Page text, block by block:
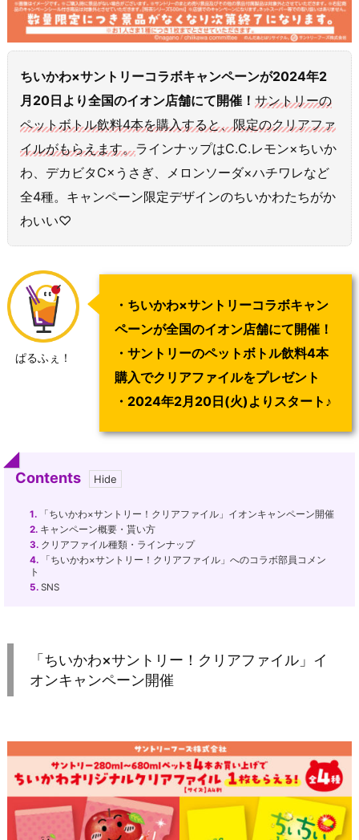
ちいかわ×サントリーコラボキャンペーンが2024年2
月20日より全国のイオン店舗にて開催！ サントリーの
ペットボトル飲料4本を購入すると、限定のクリアファ
イルがもらえます。ラインナップはC.C.レモン×ちいか
わ、デカビタC×うさぎ、メロンソーダ×ハチワレなど
全4種。キャンペーン限定デザインのちいかわたちがか
わいい♡
ぱるふぇ！
・ちいかわ×サントリーコラボキャン
ペーンが全国のイオン店舗にて開催！
・サントリーのペットボトル飲料4本
購入でクリアファイルをプレゼント
・2024年2月20日(火)よりスタート♪
Contents
1. 「ちいかわ×サントリー！クリアファイル」イオンキャンペーン開催
2. キャンペーン概要・貰い方
3. クリアファイル種類・ラインナップ
4. 「ちいかわ×サントリー！クリアファイル」へのコラボ部員コメン
ト
5. SNS
「ちいかわ×サントリー！クリアファイル」イ
オンキャンペーン開催